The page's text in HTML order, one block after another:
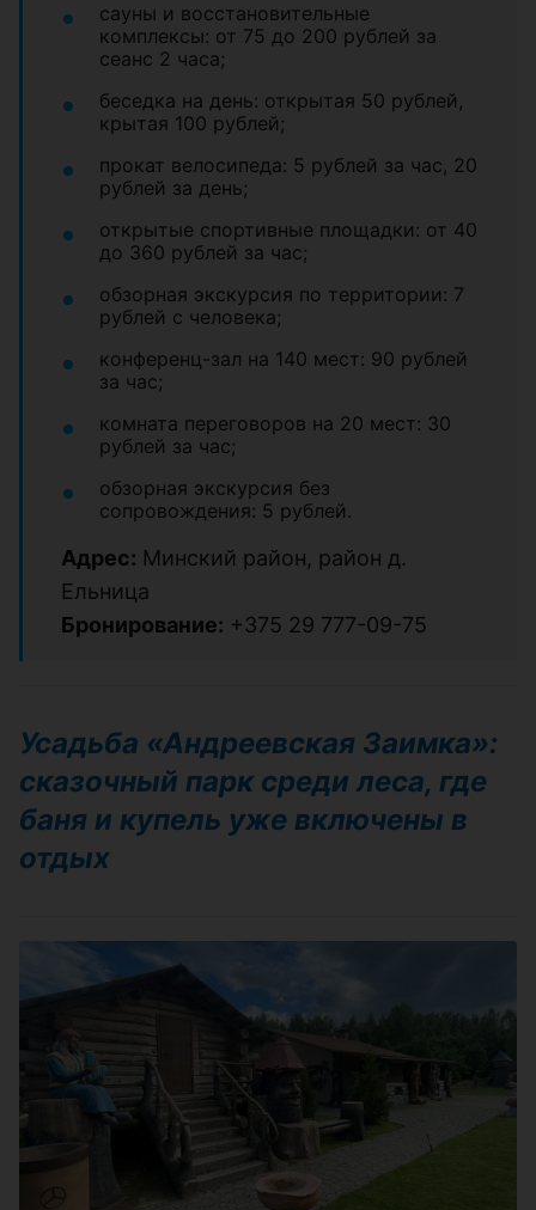
сауны и восстановительные
комплексы: от 75 до 200 рублей за
сеанс 2 часа;
беседка на день: открытая 50 рублей,
крытая 100 рублей;
прокат велосипеда: 5 рублей за час, 20
рублей за день;
открытые спортивные площадки: от 40
до 360 рублей за час;
обзорная экскурсия по территории: 7
рублей с человека;
конференц-зал на 140 мест: 90 рублей
за час;
комната переговоров на 20 мест: 30
рублей за час;
обзорная экскурсия без
сопровождения: 5 рублей.
Адрес: Минский район, район д.
Ельница
Бронирование: +375 29 777-09-75
Усадьба «Андреевская Заимка»:
сказочный парк среди леса, где
баня и купель уже включены в
отдых